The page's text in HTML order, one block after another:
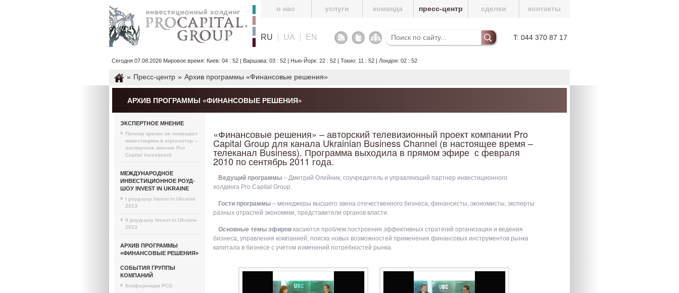
о нас услуги команда пресс-центр сделки контакты
RU UA EN T: 044 370 87 17
Сегодня 07.08.2026 Мировое время: Киев: 04 : 52 | Варшава: 03 : 52 | Нью-Йорк: 22 : 52 | Токио: 11 : 52 | Лондон: 02 : 52
» Пресс-центр » Архив программы «Финансовые решения»
АРХИВ ПРОГРАММЫ «ФИНАНСОВЫЕ РЕШЕНИЯ»
ЭКСПЕРТНОЕ МНЕНИЕ
Почему кризис не помешает
инвестициям в агросектор –
экспертное мнение Pro
Capital Investment
МЕЖДУНАРОДНОЕ
ИНВЕСТИЦИОННОЕ РОУД-
ШОУ INVEST IN UKRAINE
I роуд-шоу Invest in Ukraine
2013
II роуд-шоу Invest in Ukraine
2013
АРХИВ ПРОГРАММЫ
«ФИНАНСОВЫЕ РЕШЕНИЯ»
СОБЫТИЯ ГРУППЫ
КОМПАНИЙ
Конференции PCG
«Финансовые решения» – авторский телевизионный проект компании Pro
Capital Group для канала Ukrainian Business Channel (в настоящее время –
телеканал Business). Программа выходила в прямом эфире с февраля
2010 по сентябрь 2011 года.
Ведущий программы – Дмитрий Олейник, соучредитель и управляющий партнер инвестиционного
холдинга Pro Capital Group.
Гости программы – менеджеры высшего звена отечественного бизнеса, финансисты, экономисты, эксперты
разных отраслей экономики, представители органов власти.
Основные темы эфиров касаются проблем построения эффективных стратегий организации и ведения
бизнеса, управления компанией, поиска новых возможностей применения финансовых инструментов рынка
капитала в бизнесе с учетом изменений потребностей рынка.